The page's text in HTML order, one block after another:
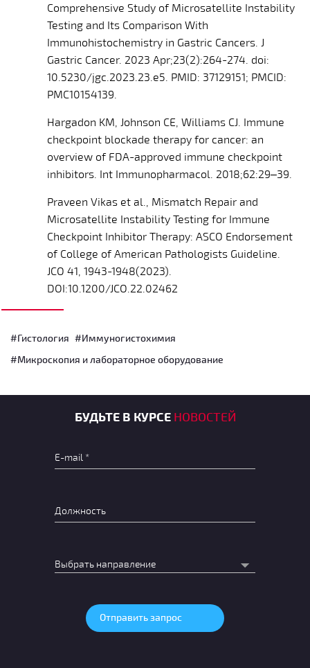
Comprehensive Study of Microsatellite Instability
Testing and Its Comparison With
Immunohistochemistry in Gastric Cancers. J
Gastric Cancer. 2023 Apr;23(2):264-274. doi:
10.5230/jgc.2023.23.e5. PMID: 37129151; PMCID:
PMC10154139.
Hargadon KM, Johnson CE, Williams CJ. Immune
checkpoint blockade therapy for cancer: an
overview of FDA-approved immune checkpoint
inhibitors. Int Immunopharmacol. 2018;62:29–39.
Praveen Vikas et al., Mismatch Repair and
Microsatellite Instability Testing for Immune
Checkpoint Inhibitor Therapy: ASCO Endorsement
of College of American Pathologists Guideline.
JCO 41, 1943-1948(2023).
DOI:10.1200/JCO.22.02462
#Гистология #Иммуногистохимия
#Микроскопия и лабораторное оборудование
БУДЬТЕ В КУРСЕ НОВОСТЕЙ